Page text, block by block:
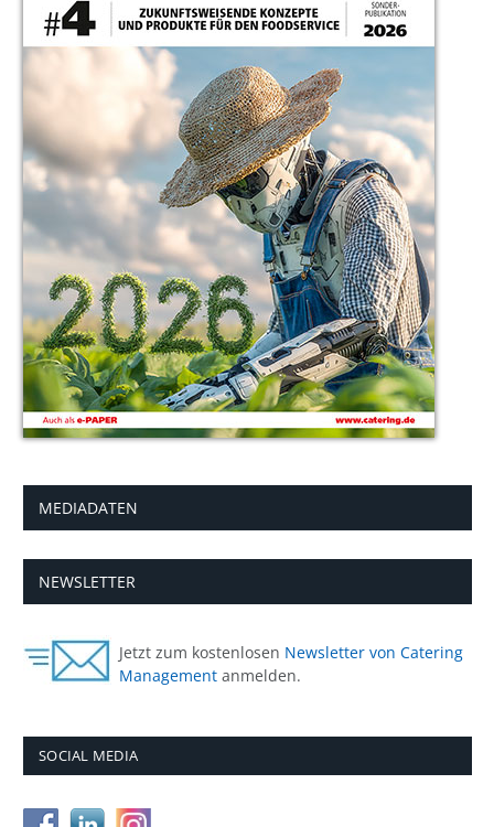
MEDIADATEN
NEWSLETTER
Jetzt zum kostenlosen Newsletter von Catering
Management anmelden.
SOCIAL MEDIA